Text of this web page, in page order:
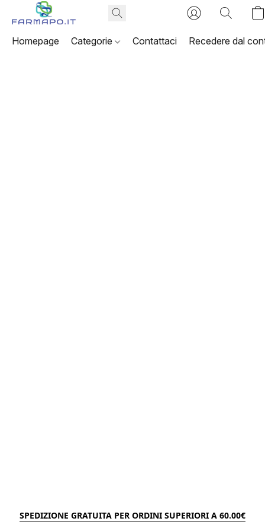
Homepage Categorie Contattaci Recedere dal
SPEDIZIONE GRATUITA PER ORDINI SUPERIORI A 60.00€